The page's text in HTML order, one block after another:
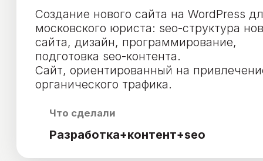
Простой процесс без лишней суеты — вы понимаете,
будет дальше и когда.